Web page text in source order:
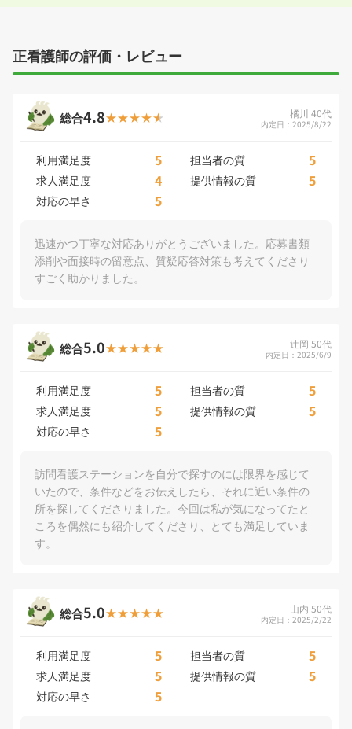
正看護師の評価・レビュー
総合4.8 橘川 40代
内定日：2025/8/22
利用満足度 5 担当者の質 5
求人満足度 4 提供情報の質 5
対応の早さ 5
迅速かつ丁寧な対応ありがとうございました。応募書類
添削や面接時の留意点、質疑応答対策も考えてくださり
すごく助かりました。
総合5.0 辻岡 50代
内定日：2025/6/9
利用満足度 5 担当者の質 5
求人満足度 5 提供情報の質 5
対応の早さ 5
訪問看護ステーションを自分で探すのには限界を感じて
いたので、条件などをお伝えしたら、それに近い条件の
所を探してくださりました。今回は私が気になってたと
ころを偶然にも紹介してくださり、とても満足していま
す。
総合5.0 山内 50代
内定日：2025/2/22
利用満足度 5 担当者の質 5
求人満足度 5 提供情報の質 5
対応の早さ 5